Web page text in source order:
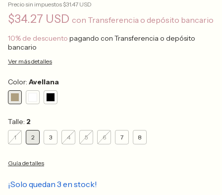
Precio sin impuestos $31.47 USD
$34.27 USD con Transferencia o depósito bancario
10% de descuento pagando con Transferencia o depósito
bancario
Ver más detalles
Color: Avellana
Talle: 2
1 2 3 4 5 6 7 8
Guía de talles
¡Solo quedan 3 en stock!